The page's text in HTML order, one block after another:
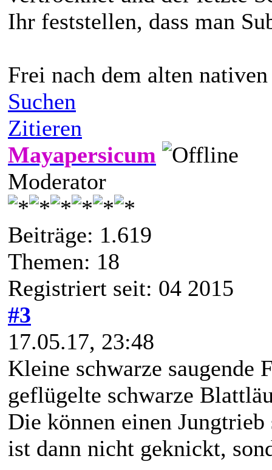
Ihr feststellen, dass man
Frei nach dem alten
Suchen
Zitieren
Mayapersicum
Moderator
Beiträge: 1.619
Themen: 18
Registriert seit: 04 2015
#3
17.05.17, 23:48
Kleine schwarze saugende
geflügelte schwarze
Die können einen
ist dann nicht geknickt,